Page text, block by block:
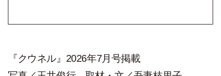
『クウネル』2026年7月号掲載